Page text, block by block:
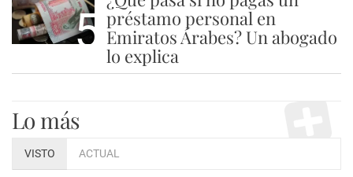
5 préstamo personal en
Emiratos Árabes? Un abogado
lo explica
Lo más
VISTO ACTUAL